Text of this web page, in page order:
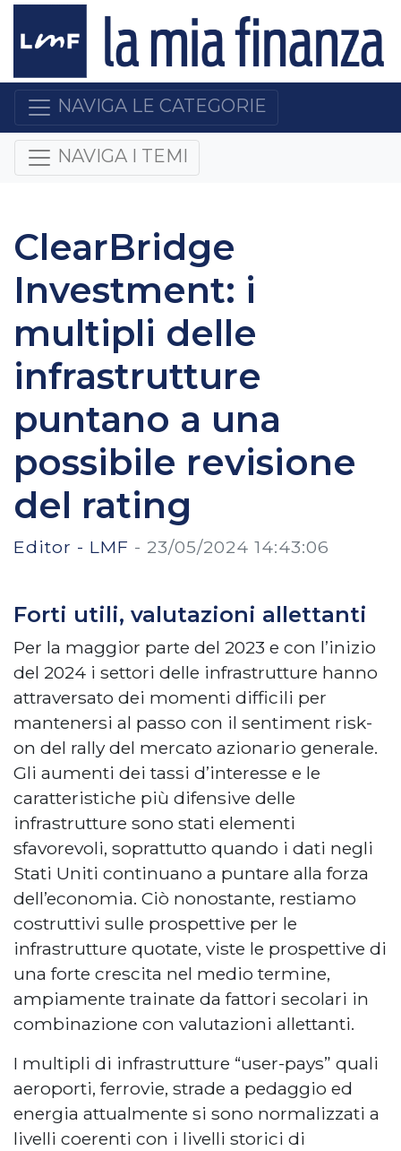
NAVIGA LE CATEGORIE
NAVIGA I TEMI
ClearBridge
Investment: i
multipli delle
infrastrutture
puntano a una
possibile revisione
del rating
Editor - LMF - 23/05/2024 14:43:06
Forti utili, valutazioni allettanti
Per la maggior parte del 2023 e con l’inizio
del 2024 i settori delle infrastrutture hanno
attraversato dei momenti difficili per
mantenersi al passo con il sentiment risk-
on del rally del mercato azionario generale.
Gli aumenti dei tassi d’interesse e le
caratteristiche più difensive delle
infrastrutture sono stati elementi
sfavorevoli, soprattutto quando i dati negli
Stati Uniti continuano a puntare alla forza
dell’economia. Ciò nonostante, restiamo
costruttivi sulle prospettive per le
infrastrutture quotate, viste le prospettive di
una forte crescita nel medio termine,
ampiamente trainate da fattori secolari in
combinazione con valutazioni allettanti.
I multipli di infrastrutture “user-pays” quali
aeroporti, ferrovie, strade a pedaggio ed
energia attualmente si sono normalizzati a
livelli coerenti con i livelli storici di